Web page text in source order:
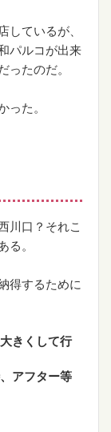
しているが、
パルコが出来
ったのだ。
った。
川口？それこ
る。
得するために
きくして行
アフター等